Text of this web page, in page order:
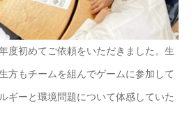
度初めてご依頼をいただきました。生
方もチームを組んでゲームに参加して
ギーと環境問題について体感していた